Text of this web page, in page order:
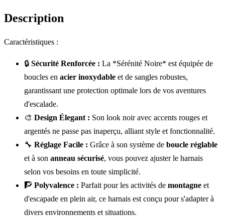
Description
Caractéristiques :
🔒 Sécurité Renforcée : La *Sérénité Noire* est équipée de
boucles en acier inoxydable et de sangles robustes,
garantissant une protection optimale lors de vos aventures
d'escalade.
🎨 Design Élegant : Son look noir avec accents rouges et
argentés ne passe pas inaperçu, alliant style et fonctionnalité.
🔧 Réglage Facile : Grâce à son système de boucle réglable
et à son anneau sécurisé, vous pouvez ajuster le harnais
selon vos besoins en toute simplicité.
🧗 Polyvalence : Parfait pour les activités de montagne et
d'escapade en plein air, ce harnais est conçu pour s'adapter à
divers environnements et situations.